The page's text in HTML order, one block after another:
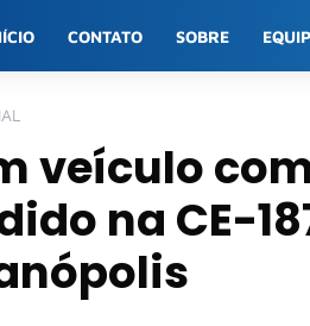
CONTATO SOBRE
veículo
na CE-